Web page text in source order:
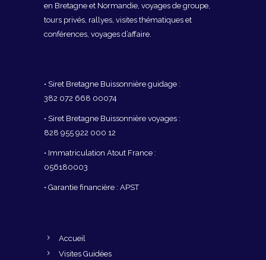
en Bretagne et Normandie, voyages de groupe,
tours privés, rallyes, visites thématiques et
conférences, voyages d’affaire.
• Siret Bretagne Buissonnière guidage :
382 072 668 00074
• Siret Bretagne Buissonnière voyages :
828 955 922 000 12
• Immatriculation Atout France :
056180003
• Garantie financière : APST
Accueil
Visites Guidées